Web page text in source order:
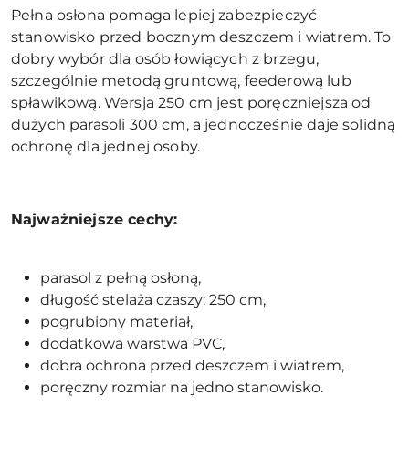
Pełna osłona pomaga lepiej zabezpieczyć
stanowisko przed bocznym deszczem i wiatrem. To
dobry wybór dla osób łowiących z brzegu,
szczególnie metodą gruntową, feederową lub
spławikową. Wersja 250 cm jest poręczniejsza od
dużych parasoli 300 cm, a jednocześnie daje solidną
ochronę dla jednej osoby.
Najważniejsze cechy:
parasol z pełną osłoną,
długość stelaża czaszy: 250 cm,
pogrubiony materiał,
dodatkowa warstwa PVC,
dobra ochrona przed deszczem i wiatrem,
poręczny rozmiar na jedno stanowisko.